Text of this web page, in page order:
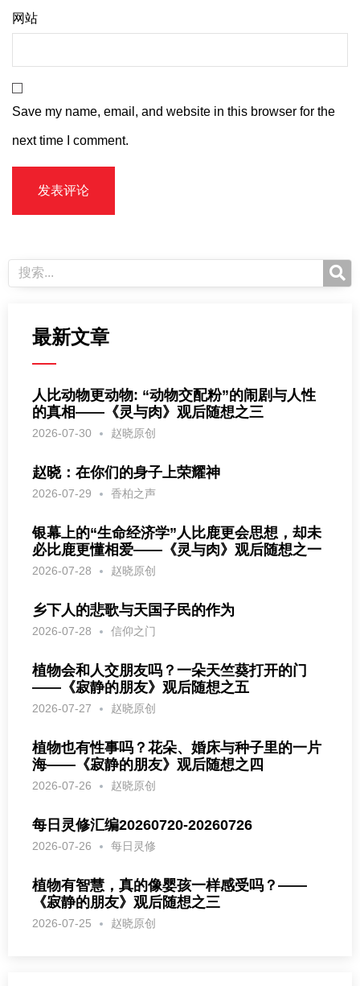
网站
Save my name, email, and website in this browser for the
next time I comment.
最新文章
人比动物更动物: “动物交配粉”的闹剧与人性
的真相——《灵与肉》观后随想之三
2026-07-30 赵晓原创
赵晓：在你们的身子上荣耀神
2026-07-29 香柏之声
银幕上的“生命经济学”人比鹿更会思想，却未
必比鹿更懂相爱——《灵与肉》观后随想之一
2026-07-28 赵晓原创
乡下人的悲歌与天国子民的作为
2026-07-28 信仰之门
植物会和人交朋友吗？一朵天竺葵打开的门
——《寂静的朋友》观后随想之五
2026-07-27 赵晓原创
植物也有性事吗？花朵、婚床与种子里的一片
海——《寂静的朋友》观后随想之四
2026-07-26 赵晓原创
每日灵修汇编20260720-20260726
2026-07-26 每日灵修
植物有智慧，真的像婴孩一样感受吗？——
《寂静的朋友》观后随想之三
2026-07-25 赵晓原创